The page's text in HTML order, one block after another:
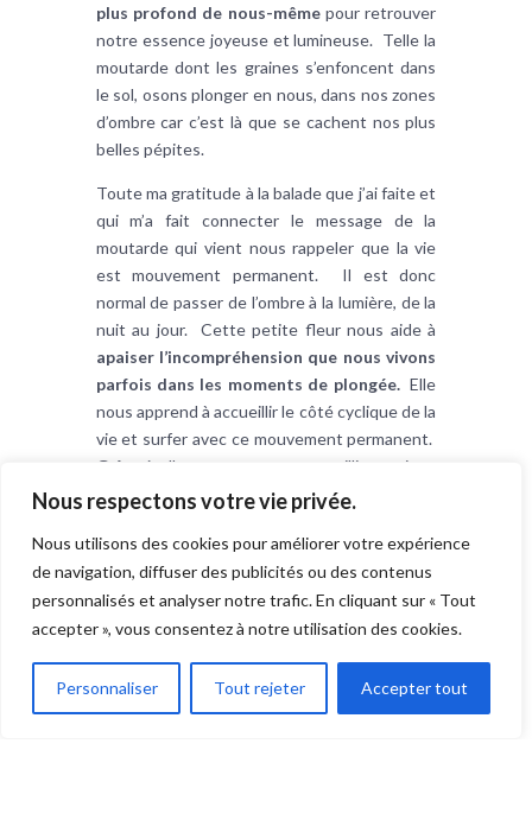
Nous respectons votre vie privée.
Nous utilisons des cookies pour améliorer votre expérience
de navigation, diffuser des publicités ou des contenus
personnalisés et analyser notre trafic. En cliquant sur « Tout
accepter », vous consentez à notre utilisation des cookies.
Personnaliser Tout rejeter Accepter tout
plus profond de nous-mêmepour retrouver
notre essence joyeuse et lumineuse. Telle la
moutarde dont les graines s’enfoncent dans
le sol, osons plonger en nous, dans nos zones
d’ombre car c’est là que se cachent nos plus
belles pépites.
Toute ma gratitude à la balade que j’ai faite et
qui m’a fait connecter le message de la
moutarde qui vient nous rappeler que la vie
est mouvement permanent. Il est donc
normal de passer de l’ombre à la lumière, de la
nuit au jour. Cette petite fleur nous aide à
apaiser l’incompréhension que nous vivons
parfois dans les moments de plongée.Elle
nous apprend à accueillir le côté cyclique de la
vie et surfer avec ce mouvement permanent.
Grâce à elle nous pouvons accueillir au mieux
nos moments de tristesse car nous savons
lumineuse.
Bibliographie :La Guérison par les Fleurs – Dr
Edward Bach